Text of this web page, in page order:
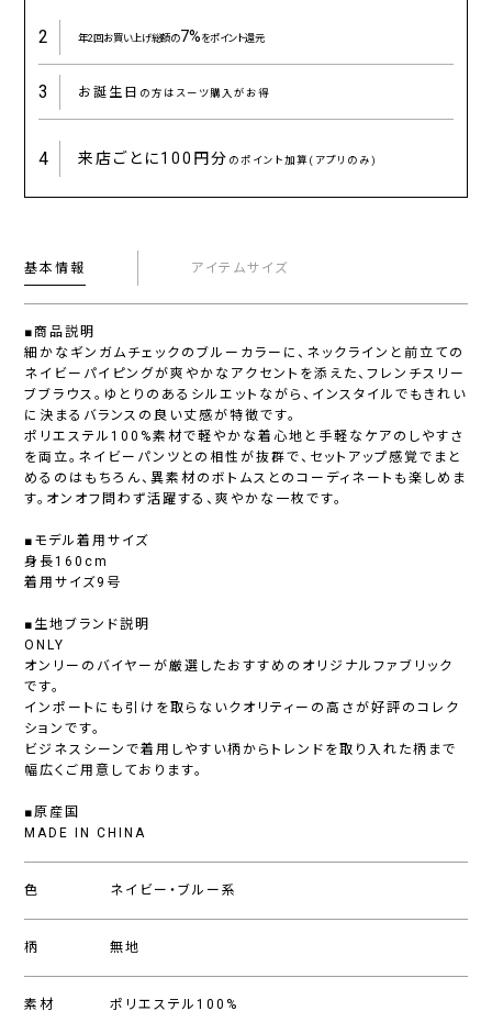
2 年2回お買い上げ総額の7%をポイント還元
3 お誕生日 の方はスーツ購入がお得
4 来店ごとに100円分 のポイント加算(アプリのみ)
基本情報 アイテムサイズ
■商品説明
細かなギンガムチェックのブルーカラーに、ネックラインと前立ての
ネイビーパイピングが爽やかなアクセントを添えた、フレンチスリー
ブブラウス。ゆとりのあるシルエットながら、インスタイルでもきれい
に決まるバランスの良い丈感が特徴です。
ポリエステル100%素材で軽やかな着心地と手軽なケアのしやすさ
を両立。ネイビーパンツとの相性が抜群で、セットアップ感覚でまと
めるのはもちろん、異素材のボトムスとのコーディネートも楽しめま
す。オンオフ問わず活躍する、爽やかな一枚です。
■モデル着用サイズ
身長160cm
着用サイズ9号
■生地ブランド説明
ONLY
オンリーのバイヤーが厳選したおすすめのオリジナルファブリック
です。
インポートにも引けを取らないクオリティーの高さが好評のコレク
ションです。
ビジネスシーンで着用しやすい柄からトレンドを取り入れた柄まで
幅広くご用意しております。
■原産国
MADE IN CHINA
色 ネイビー・ブルー系
柄 無地
素材 ポリエステル100%